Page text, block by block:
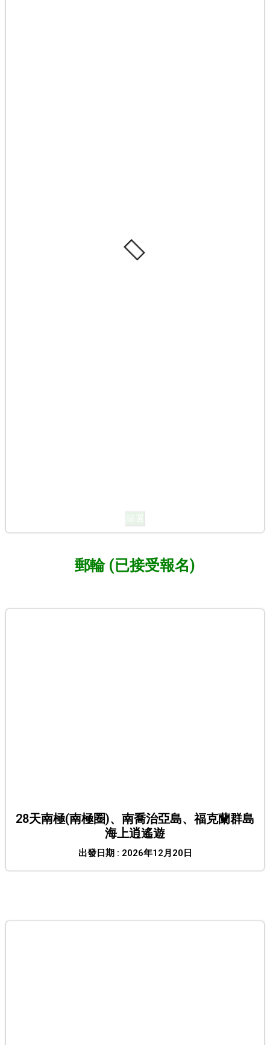
郵輪 (已接受報名)
28天南極(南極圈)、南喬治亞島、福克蘭群島
海上逍遙遊
出發日期 : 2026年12月20日